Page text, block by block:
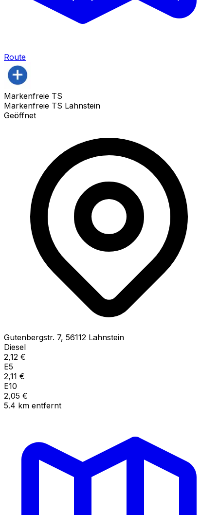
Route
Markenfreie TS
Markenfreie TS Lahnstein
Geöffnet
Gutenbergstr. 7, 56112 Lahnstein
Diesel
2,12 €
E5
2,11 €
E10
2,05 €
5.4 km entfernt